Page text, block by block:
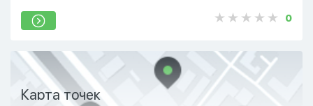
0
Карта точек